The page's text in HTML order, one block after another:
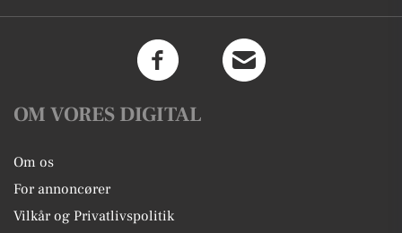
OM VORES DIGITAL
Om os
For annoncører
Vilkår og Privatlivspolitik